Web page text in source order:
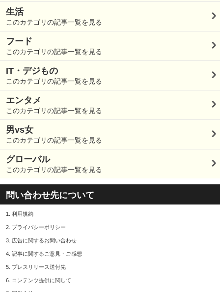
生活
このカテゴリの記事一覧を見る
フード
このカテゴリの記事一覧を見る
IT・デジもの
このカテゴリの記事一覧を見る
エンタメ
このカテゴリの記事一覧を見る
男vs女
このカテゴリの記事一覧を見る
グローバル
このカテゴリの記事一覧を見る
問い合わせ先について
1. 利用規約
2. プライバシーポリシー
3. 広告に関するお問い合わせ
4. 記事に関するご意見・ご感想
5. プレスリリース送付先
6. コンテンツ提供に関して